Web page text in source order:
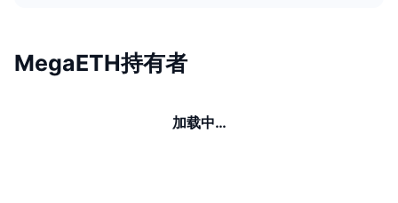
MegaETH持有者
加载中…